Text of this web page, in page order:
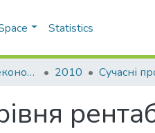
Statistics
Сучасні проблеми економіки і підприємництво 2010